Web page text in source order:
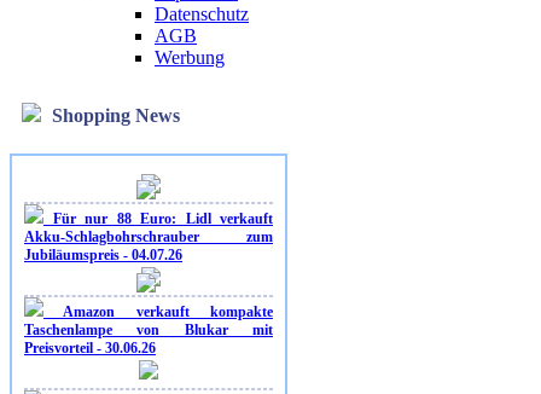
Datenschutz
AGB
Werbung
Shopping News
Für nur 88 Euro: Lidl verkauft
Akku-Schlagbohrschrauber zum
Jubiläumspreis - 04.07.26
Amazon verkauft kompakte
Taschenlampe von Blukar mit
Preisvorteil - 30.06.26